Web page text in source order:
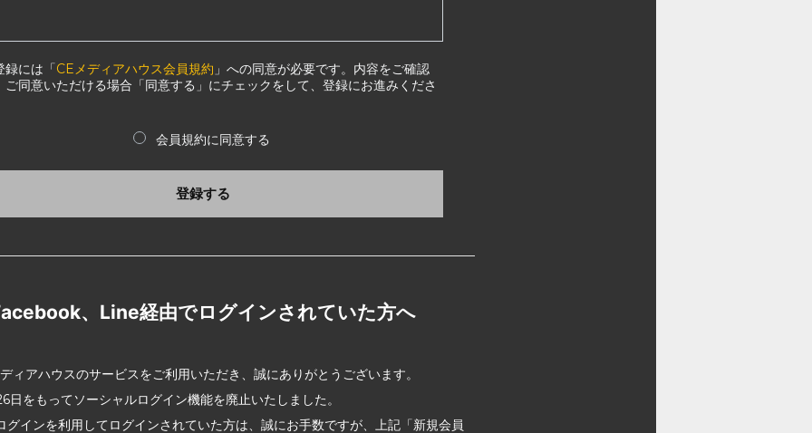
録には「CEメディアハウス会員規約 」への同意が必要です。内容をご確認
ご同意いただける場合「同意する」にチェックをして、登録にお進みくださ
会員規約に同意する
登録する
、Line経由でログインされていた方へ
ィアハウスのサービスをご利用いただき、誠にありがとうございます。
日をもってソーシャルログイン機能を廃止いたしました。
グインを利用してログインされていた方は、誠にお手数ですが、上記「新規会員